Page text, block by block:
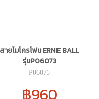
สายไมโครโฟน ERNIE BALL
รุ่นP06073
P06073
฿960